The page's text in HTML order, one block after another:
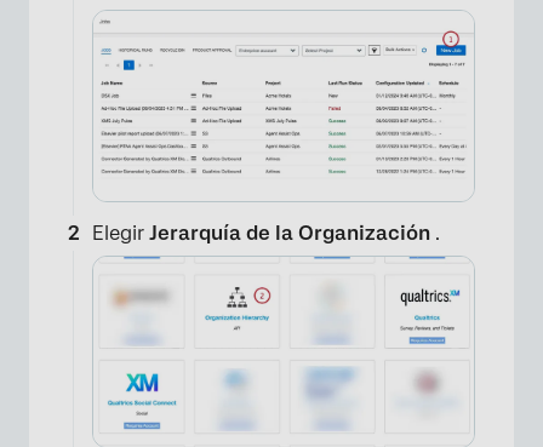
×
Elegir Jerarquía de la Organización .